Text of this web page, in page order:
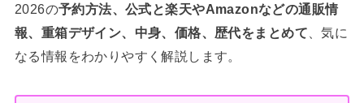
2026の予約方法、公式と楽天やAmazonなどの通販情
報、重箱デザイン、中身、価格、歴代をまとめて 、気に
なる情報をわかりやすく解説します。